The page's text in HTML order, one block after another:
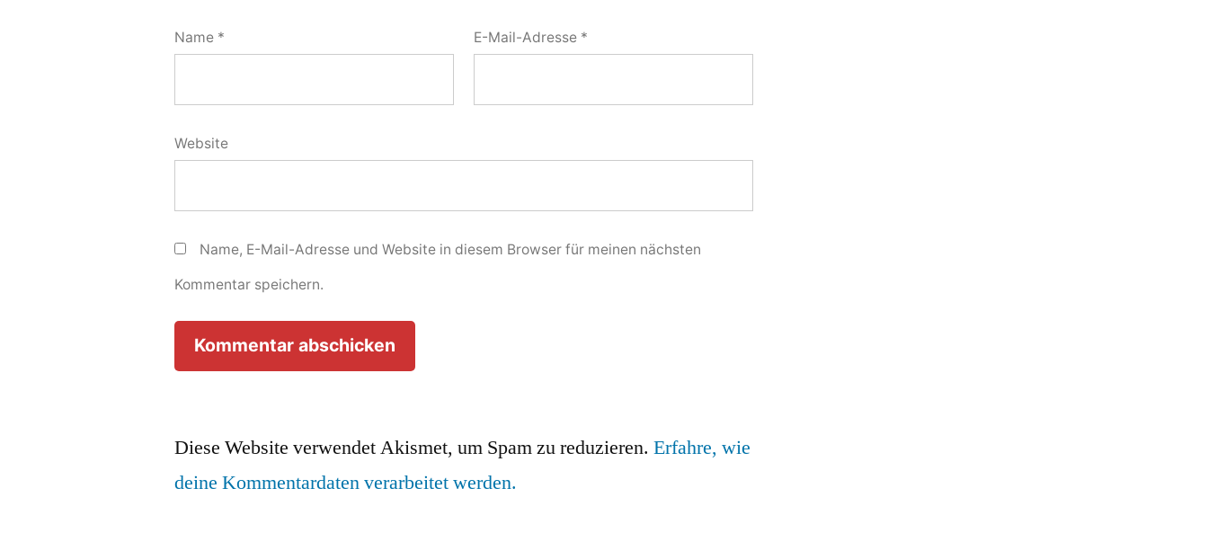
Name * E-Mail-Adresse *
Website
Name, E-Mail-Adresse und Website in diesem Browser für meinen nächsten
Kommentar speichern.
Diese Website verwendet Akismet, um Spam zu reduzieren.Erfahre, wie
deine Kommentardaten verarbeitet werden.